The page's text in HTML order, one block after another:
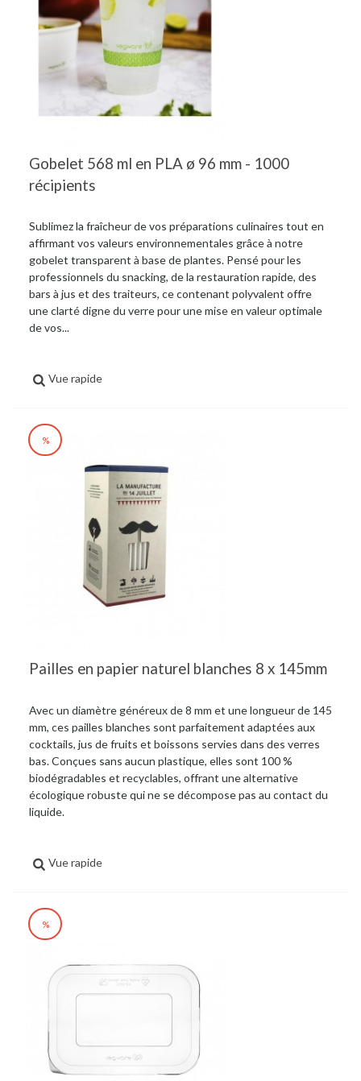
Gobelet 568 ml en PLA ø 96 mm - 1000
récipients
Sublimez la fraîcheur de vos préparations culinaires tout en
affirmant vos valeurs environnementales grâce à notre
gobelet transparent à base de plantes. Pensé pour les
professionnels du snacking, de la restauration rapide, des
bars à jus et des traiteurs, ce contenant polyvalent offre
une clarté digne du verre pour une mise en valeur optimale
de vos...
Vue rapide
%
Pailles en papier naturel blanches 8 x 145mm
Avec un diamètre généreux de 8 mm et une longueur de 145
mm, ces pailles blanches sont parfaitement adaptées aux
cocktails, jus de fruits et boissons servies dans des verres
bas. Conçues sans aucun plastique, elles sont 100 %
biodégradables et recyclables, offrant une alternative
écologique robuste qui ne se décompose pas au contact du
liquide.
Vue rapide
%